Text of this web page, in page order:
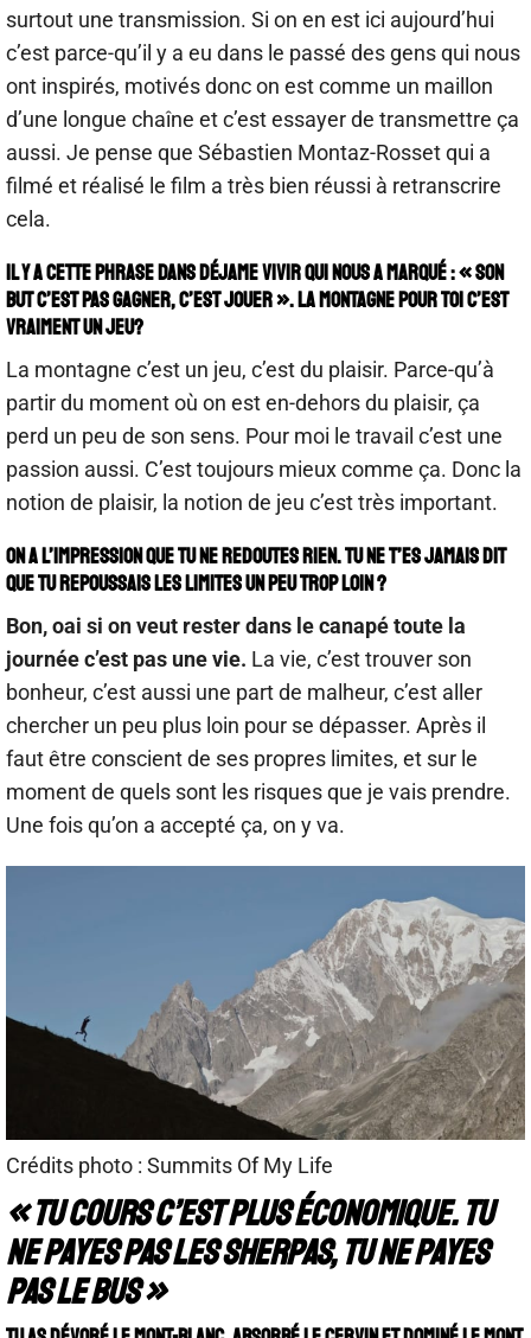
surtout une transmission. Si on en est ici aujourd’hui
c’est parce-qu’il y a eu dans le passé des gens qui nous
ont inspirés, motivés donc on est comme un maillon
d’une longue chaîne et c’est essayer de transmettre ça
aussi. Je pense que Sébastien Montaz-Rosset qui a
filmé et réalisé le film a très bien réussi à retranscrire
cela.
Il y a cette phrase dans Déjame Vivir qui nous a marqué : « son
but c’est pas gagner, c’est jouer ». La montagne pour toi c’est
vraiment un jeu?
La montagne c’est un jeu, c’est du plaisir. Parce-qu’à
partir du moment où on est en-dehors du plaisir, ça
perd un peu de son sens. Pour moi le travail c’est une
passion aussi. C’est toujours mieux comme ça. Donc la
notion de plaisir, la notion de jeu c’est très important.
On a l’impression que tu ne redoutes rien. Tu ne t’es jamais dit
que tu repoussais les limites un peu trop loin ?
Bon, oai si on veut rester dans le canapé toute la
journée c’est pas une vie. La vie, c’est trouver son
bonheur, c’est aussi une part de malheur, c’est aller
chercher un peu plus loin pour se dépasser. Après il
faut être conscient de ses propres limites, et sur le
moment de quels sont les risques que je vais prendre.
Une fois qu’on a accepté ça, on y va.
Crédits photo : Summits Of My Life
« Tu cours c’est plus économique. Tu
ne payes pas les sherpas, tu ne payes
pas le bus »